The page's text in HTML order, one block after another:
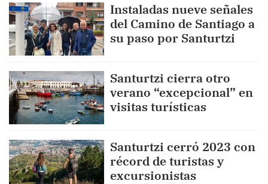
Instaladas nueve señales
del Camino de Santiago a
su paso por Santurtzi
Santurtzi cierra otro
verano “excepcional” en
visitas turísticas
Santurtzi cerró 2023 con
récord de turistas y
excursionistas